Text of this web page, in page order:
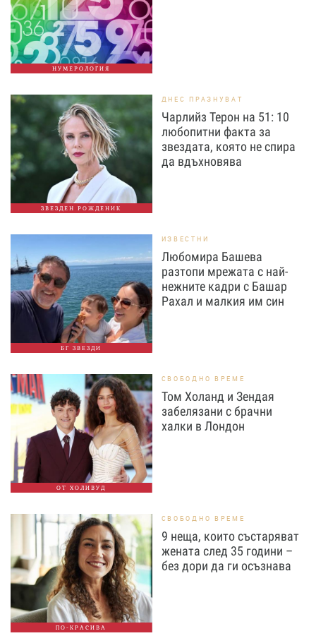
НУМЕРОЛОГИЯ
ЗВЕЗДЕН РОЖДЕНИК
ДНЕС ПРАЗНУВАТ
Чарлийз Терон на 51: 10
любопитни факта за
звездата, която не спира
да вдъхновява
БГ ЗВЕЗДИ
ИЗВЕСТНИ
Любомира Башева
разтопи мрежата с най-
нежните кадри с Башар
Рахал и малкия им син
ОТ ХОЛИВУД
СВОБОДНО ВРЕМЕ
Том Холанд и Зендая
забелязани с брачни
халки в Лондон
ПО-КРАСИВА
СВОБОДНО ВРЕМЕ
9 неща, които състаряват
жената след 35 години –
без дори да ги осъзнава